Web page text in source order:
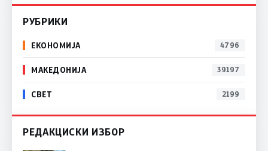
РУБРИКИ
ЕКОНОМИЈА 4796
МАКЕДОНИЈА 39197
СВЕТ 2199
РЕДАКЦИСКИ ИЗБОР